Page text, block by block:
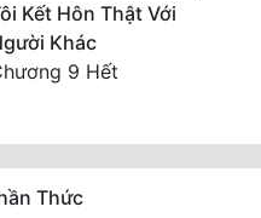
Kết Hôn Thật Với
Khác
9 Hết
Thức